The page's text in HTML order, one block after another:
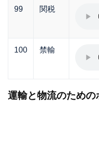
99 関税
100 禁輸
運輸と物流のための